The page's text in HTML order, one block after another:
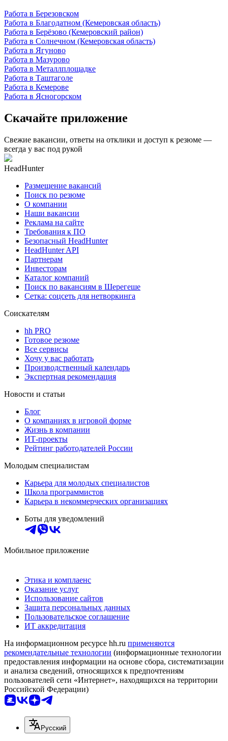
Работа в Березовском
Работа в Благодатном (Кемеровская область)
Работа в Берёзово (Кемеровский район)
Работа в Солнечном (Кемеровская область)
Работа в Ягуново
Работа в Мазурово
Работа в Металлплощадке
Работа в Таштаголе
Работа в Кемерове
Работа в Ясногорском
Скачайте приложение
Свежие вакансии, ответы на отклики и доступ к резюме —
всегда у вас под рукой
HeadHunter
Размещение вакансий
Поиск по резюме
О компании
Наши вакансии
Реклама на сайте
Требования к ПО
Безопасный HeadHunter
HeadHunter API
Партнерам
Инвесторам
Каталог компаний
Поиск по вакансиям в Шерегеше
Сетка: соцсеть для нетворкинга
Соискателям
hh PRO
Готовое резюме
Все сервисы
Хочу у вас работать
Производственный календарь
Экспертная рекомендация
Новости и статьи
Блог
О компаниях в игровой форме
Жизнь в компании
ИТ-проекты
Рейтинг работодателей России
Молодым специалистам
Карьера для молодых специалистов
Школа программистов
Карьера в некоммерческих организациях
Боты для уведомлений
Мобильное приложение
Этика и комплаенс
Оказание услуг
Использование сайтов
Защита персональных данных
Пользовательское соглашение
ИТ аккредитация
На информационном ресурсе hh.ru применяются
рекомендательные технологии (информационные технологии
предоставления информации на основе сбора, систематизации
и анализа сведений, относящихся к предпочтениям
пользователей сети «Интернет», находящихся на территории
Российской Федерации)
Русский